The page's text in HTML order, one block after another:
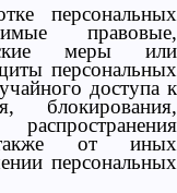
персональных
правовые,
меры или
персональных
доступа к
блокирования,
от иных
персональных